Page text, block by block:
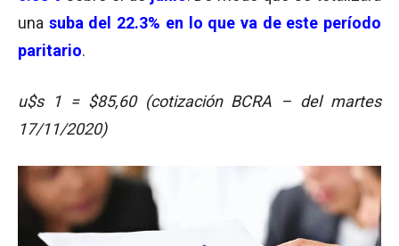
una suba del 22.3% en lo que va de este período
paritario.
u$s 1 = $85,60 (cotización BCRA – del martes
17/11/2020)